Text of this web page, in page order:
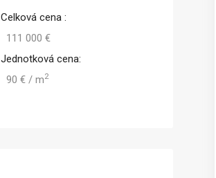
Celková cena :
111 000 €
Jednotková cena:
90 € / m2